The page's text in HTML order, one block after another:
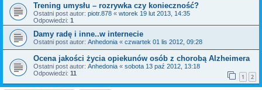
Trening umysłu – rozrywka czy konieczność?
Ostatni post autor: piotr.878 « wtorek 19 lut 2013, 14:35
Odpowiedzi: 1
Damy radę i inne..w internecie
Ostatni post autor: Anhedonia « czwartek 01 lis 2012, 09:28
Ocena jakości życia opiekunów osób z chorobą Alzheimera
Ostatni post autor: Anhedonia « sobota 13 paź 2012, 13:18
Odpowiedzi: 11 1 2